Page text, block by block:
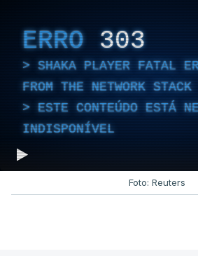
ERRO 303
SHAKA PLAYER FATAL
FROM THE NETWORK STACK
ESTE CONTEÚDO ESTÁ
INDISPONÍVEL
Foto: Reuters